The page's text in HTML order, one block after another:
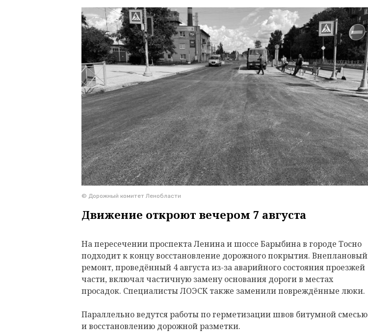
© Дорожный комитет Ленобласти
Движение откроют вечером 7 августа
На пересечении проспекта Ленина и шоссе Барыбина в городе Тосно
подходит к концу восстановление дорожного покрытия. Внеплановый
ремонт, проведённый 4 августа из-за аварийного состояния проезжей
части, включал частичную замену основания дороги в местах
просадок. Специалисты ЛОЭСК также заменили повреждённые люки.
Параллельно ведутся работы по герметизации швов битумной смесью
и восстановлению дорожной разметки.